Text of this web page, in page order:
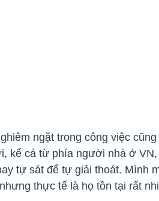
ngặt trong công việc
kể cả từ phía người nhà ở
tự sát để tự giải thoát. Mình
thực tế là họ tồn tại rất